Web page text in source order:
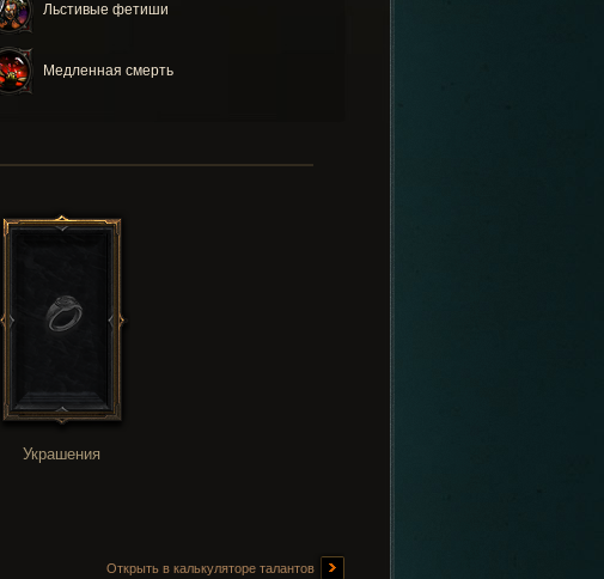
Льстивые фетиши
Медленная смерть
Украшения
Открыть в калькуляторе талантов